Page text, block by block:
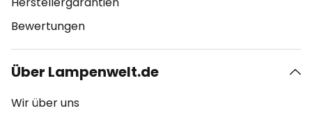
Bewertungen
Über Lampenwelt.de
Wir über uns